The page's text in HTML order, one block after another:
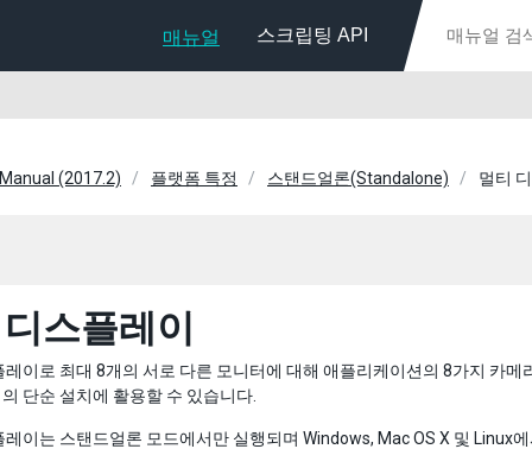
매뉴얼 스크립팅 API
(2017.2) 플랫폼 특정 스탠드얼론(Standalone) 멀티
스플레이
레이로 최대 8개의 서로 다른 모니터에 대해 애플리케이션의 8가지 카
단순 설치에 활용할 수 있습니다.
레이는 스탠드얼론 모드에서만 실행되며 Windows, Mac OS X 및 Linux